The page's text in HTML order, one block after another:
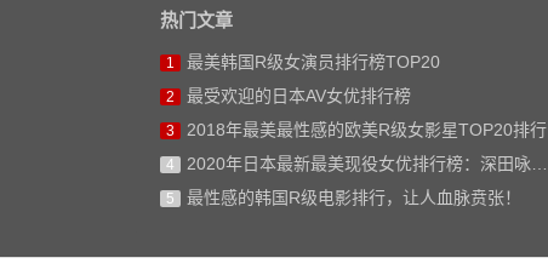
热门文章
1 最美韩国R级女演员排行榜TOP20
2 最受欢迎的日本AV女优排行榜
3 2018年最美最性感的欧美R级女影星TOP20排行
4 2020年日本最新最美现役女优排行榜：深田咏美仅排第二
5 最性感的韩国R级电影排行，让人血脉贲张！